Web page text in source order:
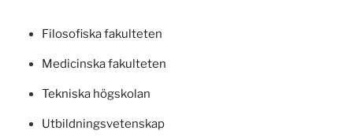
Filosofiska fakulteten
Medicinska fakulteten
Tekniska högskolan
Utbildningsvetenskap